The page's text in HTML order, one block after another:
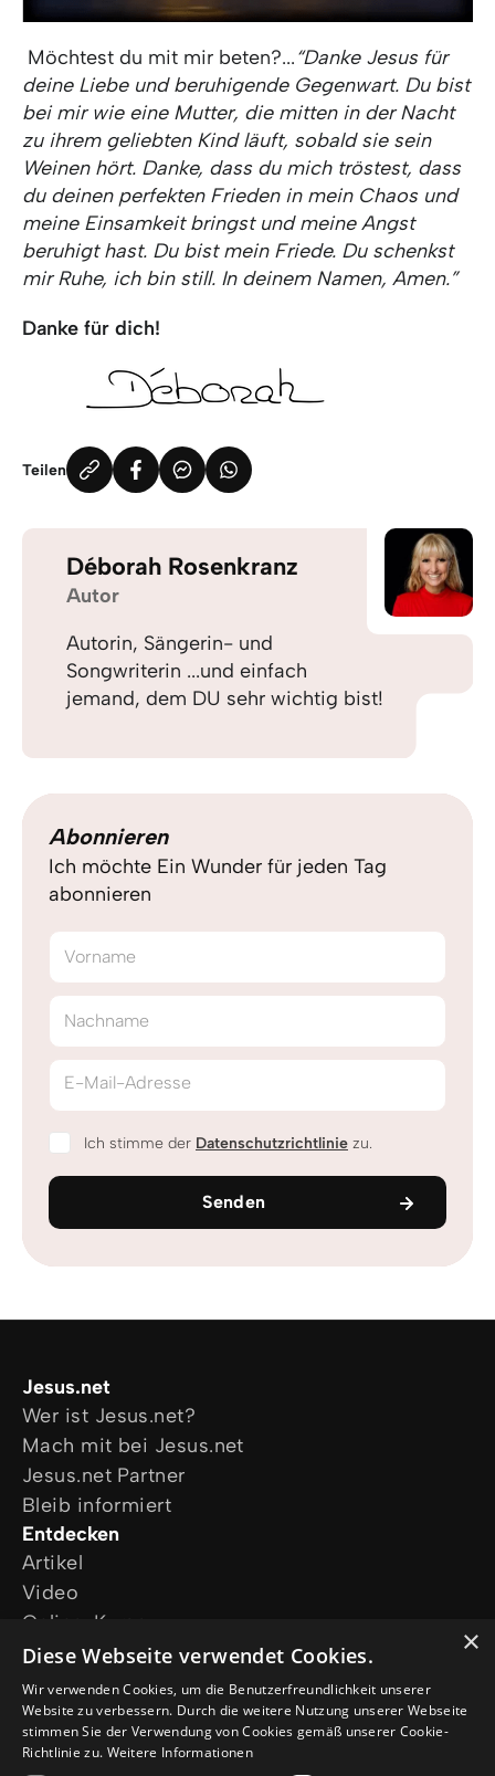
Möchtest du mit mir beten?...“Danke Jesus für
deine Liebe und beruhigende Gegenwart. Du bist
bei mir wie eine Mutter, die mitten in der Nacht
zu ihrem geliebten Kind läuft, sobald sie sein
Weinen hört. Danke, dass du mich tröstest, dass
du deinen perfekten Frieden in mein Chaos und
meine Einsamkeit bringst und meine Angst
beruhigt hast. Du bist mein Friede. Du schenkst
mir Ruhe, ich bin still. In deinem Namen, Amen.”
Danke für dich!
Teilen
Déborah Rosenkranz
Autor
Autorin, Sängerin- und
Songwriterin ...und einfach
jemand, dem DU sehr wichtig bist!
Abonnieren
Ich möchte Ein Wunder für jeden Tag
abonnieren
Vorname
Nachname
E-Mail-Adresse
Ich stimme der Datenschutzrichtlinie zu.
Senden
Jesus.net
Wer ist Jesus.net?
Mach mit bei Jesus.net
Jesus.net Partner
Bleib informiert
Entdecken
Artikel
Video
Online-Kurse
Unsere Projekte
Ich wünsche mir Gebet
Ich habe eine Frage
Folge uns
×
Diese Webseite verwendet Cookies.
Wir verwenden Cookies, um die Benutzerfreundlichkeit unserer
Website zu verbessern. Durch die weitere Nutzung unserer Webseite
stimmen Sie der Verwendung von Cookies gemäß unserer Cookie-
Richtlinie zu. Weitere Informationen